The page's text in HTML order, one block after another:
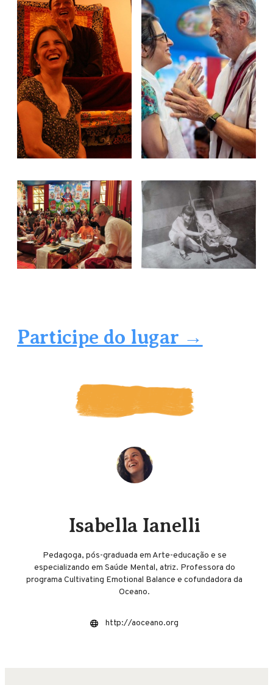
Participe do lugar →
Isabella Ianelli
Pedagoga, pós-graduada em Arte-educação e se
especializando em Saúde Mental, atriz. Professora do
programa Cultivating Emotional Balance e cofundadora da
Oceano.
http://aoceano.org